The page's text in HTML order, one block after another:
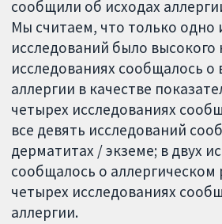
сообщили об исходах
Мы считаем, что только одно
исследований было высокого
исследованиях сообщалось о
аллергии в качестве
четырех исследованиях
все девять исследований
дерматитах / экземе; в двух
сообщалось о аллергическом
четырех исследованиях
аллергии.